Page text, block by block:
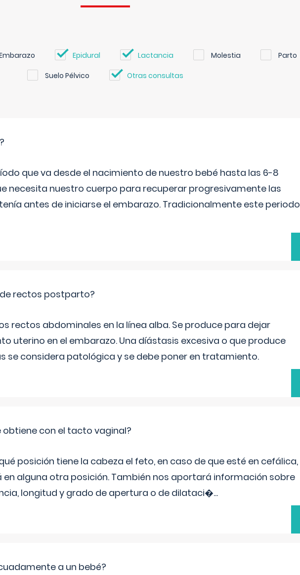
Epidural Lactancia Molestia Parto
Suelo Pélvico Otras consultas
que va desde el nacimiento de nuestro bebé hasta las 6-8
necesita nuestro cuerpo para recuperar progresivamente las
antes de iniciarse el embarazo. Tradicionalmente este periodo
rectos postparto?
rectos abdominales en la línea alba. Se produce para dejar
uterino en el embarazo. Una díástasis excesiva o que produce
se considera patológica y se debe poner en tratamiento.
obtiene con el tacto vaginal?
posición tiene la cabeza el feto, en caso de que esté en cefálica,
alguna otra posición. También nos aportará información sobre
longitud y grado de apertura o de dilataci�...
a un bebé?